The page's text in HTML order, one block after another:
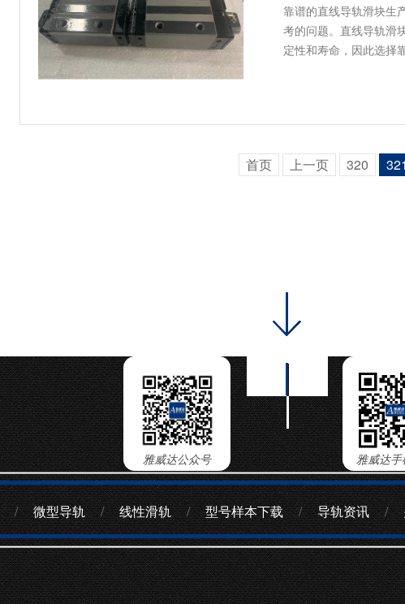
靠谱的直线导轨滑块生
考的问题。直线导轨滑
定性和寿命，因此选择
首页 上一页 320 321
雅威达
雅威达公众号
/ 微型导轨 / 线性滑轨 / 型号样本下载 / 导轨资讯 /